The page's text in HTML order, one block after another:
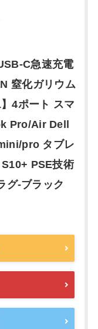
C急速充電
窒化ガリウム
4ポート スマ
Pro/Air Dell
pro タブレ
PSE技術
グ-ブラック